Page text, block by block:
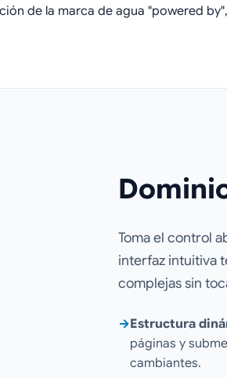
de la marca de agua "powered
Toma el control
interfaz intuitiva
complejas sin
→Estructura
páginas y
cambiantes.